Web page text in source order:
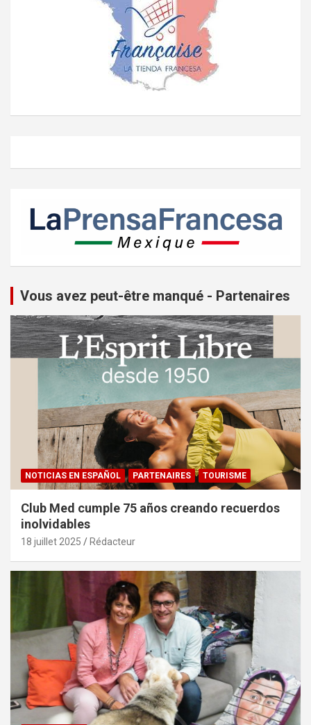
Vous avez peut-être manqué - Partenaires
NOTICIAS EN ESPAÑOL PARTENAIRES TOURISME
Club Med cumple 75 años creando recuerdos
inolvidables
18 juillet 2025 Rédacteur